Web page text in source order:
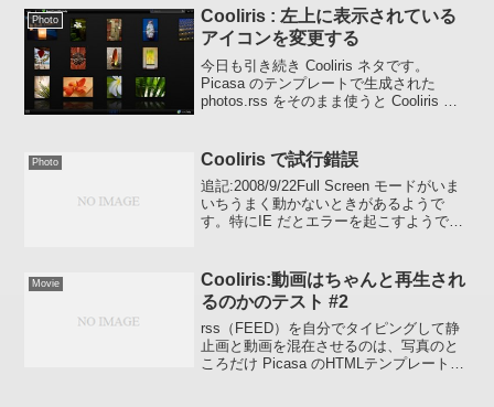
通り行かないことのほうが多くて
:poripo...
Photo
Cooliris : 左上に表示されている
アイコンを変更する
今日も引き続き Cooliris ネタです。
Picasa のテンプレートで生成された
photos.rss をそのまま使うと Cooliris の
このデフォルトの...
Photo Cooliris で試行錯誤
追記:2008/9/22Full Screen モードがいま
いちうまく動かないときがあるようで
す。特にIE だとエラーを起こすようでま
なっているので現時点...
Movie
Cooliris:動画はちゃんと再生され
るのかのテスト #2
rss（FEED）を自分でタイピングして静
止画と動画を混在させるのは、写真のと
ころだけ Picasa のHTMLテンプレートで